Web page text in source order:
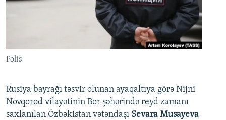
Polis
Rusiya bayrağı təsvir olunan ayaqaltıya görə Nijni
Novqorod vilayətinin Bor şəhərində reyd zamanı
saxlanılan Özbəkistan vətəndaşı Sevara Musayeva